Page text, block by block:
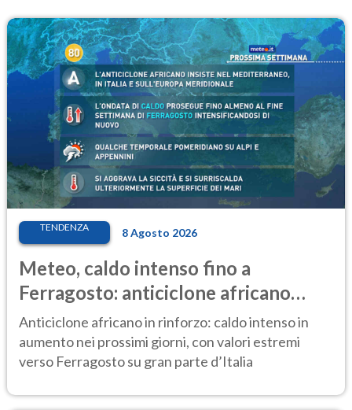
TENDENZA 8 Agosto 2026
Meteo, caldo intenso fino a
Ferragosto: anticiclone africano
ancora protagonista
Anticiclone africano in rinforzo: caldo intenso in
aumento nei prossimi giorni, con valori estremi
verso Ferragosto su gran parte d’Italia